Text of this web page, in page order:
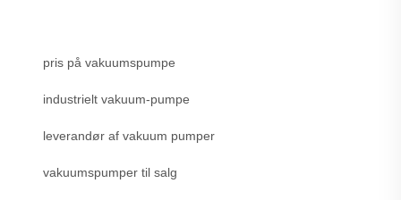
pris på vakuumspumpe
industrielt vakuum-pumpe
leverandør af vakuum pumper
vakuumspumper til salg